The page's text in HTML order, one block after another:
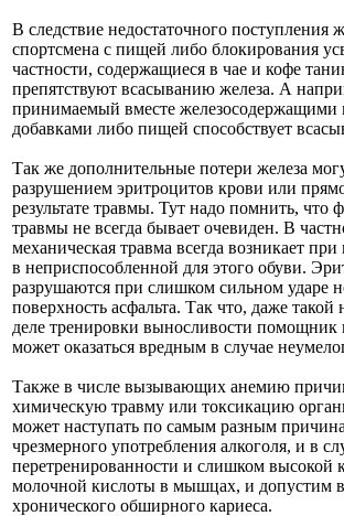
В следствие недостаточного поступления
спортсмена с пищей либо блокирования
частности, содержащиеся в чае и кофе
препятствуют всасыванию железа. А
принимаемый вместе
добавками либо пищей способствует
Так же дополнительные потери железа
разрушением эритроцитов крови или
результате травмы. Тут надо помнить, что
травмы не всегда бывает очевиден. В
механическая травма всегда возникает
в неприспособленной для этого обуви.
разрушаются при слишком сильном ударе
поверхность асфальта. Так что, даже
деле тренировки выносливости помощник
может оказаться вредным в случае
Также в числе вызывающих анемию
химическую травму или токсикацию
может наступать по самым разным
чрезмерного употребления алкоголя, и в
перетренированности и слишком высокой
молочной кислоты в мышцах, и допустим в
хронического обширного кариеса.